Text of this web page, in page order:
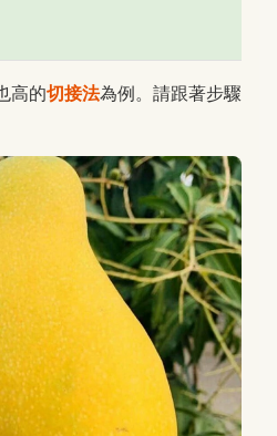
高的切接法為例。請跟著步驟